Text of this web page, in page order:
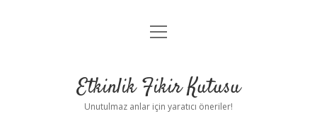
Anasayfa
Yasal Uyarı
menüyü
Etkinlik Fikir Kutusu
Unutulmaz anlar için yaratıcı öneriler!